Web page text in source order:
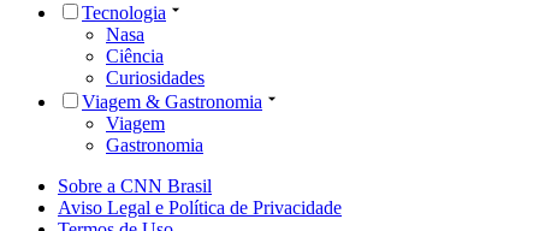
Tecnologia
Nasa
Ciência
Curiosidades
Viagem & Gastronomia
Viagem
Gastronomia
Sobre a CNN Brasil
Aviso Legal e Política de Privacidade